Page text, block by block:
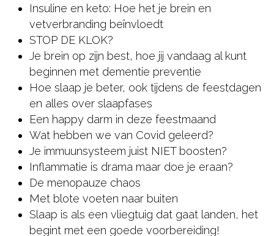
Insuline en keto: Hoe het je brein en
vetverbranding beïnvloedt
STOP DE KLOK?
Je brein op zijn best, hoe jij vandaag al kunt
beginnen met dementie preventie
Hoe slaap je beter, ook tijdens de feestdagen
en alles over slaapfases
Een happy darm in deze feestmaand
Wat hebben we van Covid geleerd?
Je immuunsysteem juist NIET boosten?
Inflammatie is drama maar doe je eraan?
De menopauze chaos
Met blote voeten naar buiten
Slaap is als een vliegtuig dat gaat landen, het
begint met een goede voorbereiding!